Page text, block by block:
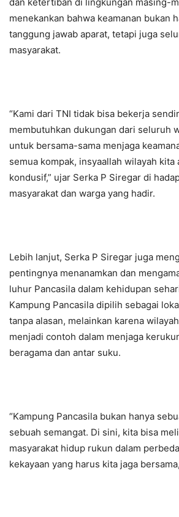
menekankan bahwa keamanan bukan
tanggung jawab aparat, tetapi juga
masyarakat.
“Kami dari TNI tidak bisa bekerja
membutuhkan dukungan dari seluruh
untuk bersama-sama menjaga
semua kompak, insyaallah wilayah kita
kondusif,” ujar Serka P Siregar di
masyarakat dan warga yang hadir.
Lebih lanjut, Serka P Siregar juga
pentingnya menanamkan dan
luhur Pancasila dalam kehidupan
Kampung Pancasila dipilih sebagai
tanpa alasan, melainkan karena
menjadi contoh dalam menjaga
beragama dan antar suku.
“Kampung Pancasila bukan hanya
sebuah semangat. Di sini, kita bisa
masyarakat hidup rukun dalam
kekayaan yang harus kita jaga